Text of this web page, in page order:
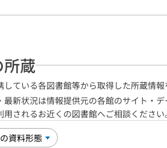
蔵
ている各図書館等から取得した所蔵情報
新状況は情報提供元の各館のサイト・
されるお近くの図書館へご相談ください